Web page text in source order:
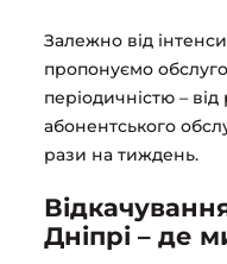
Залежно від
пропонуємо
періодичністю –
абонентського
рази на тиждень.
Дніпрі – де